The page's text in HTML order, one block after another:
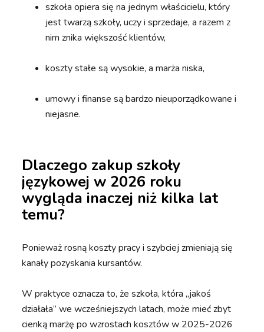
szkoła opiera się na jednym właścicielu, który
jest twarzą szkoły, uczy i sprzedaje, a razem z
nim znika większość klientów,
koszty stałe są wysokie, a marża niska,
umowy i finanse są bardzo nieuporządkowane i
niejasne.
Dlaczego zakup szkoły
językowej w 2026 roku
wygląda inaczej niż kilka lat
temu?
Ponieważ rosną koszty pracy i szybciej zmieniają się
kanały pozyskania kursantów.
W praktyce oznacza to, że szkoła, która „jakoś
działała” we wcześniejszych latach, może mieć zbyt
cienką marżę po wzrostach kosztów w 2025-2026